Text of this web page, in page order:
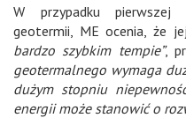
W przypadku pierwszej
geotermii, ME ocenia, że
bardzo szybkim tempie”,
geotermalnego wymaga
dużym stopniu
energii może stanowić o